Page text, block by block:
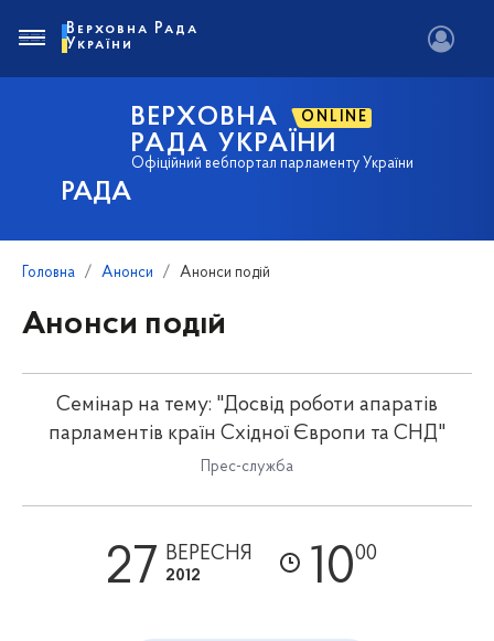
РАДА
ВЕРХОВНА ONLINE
РАДА УКРАЇНИ
Офіційний вебпортал парламенту України
Верховна Рада
України
Головна Анонси Анонси подій
Анонси подій
Семінар на тему: "Досвід роботи апаратів
парламентів країн Східної Європи та СНД"
Прес-служба
27 ВЕРЕСНЯ
2012 1000